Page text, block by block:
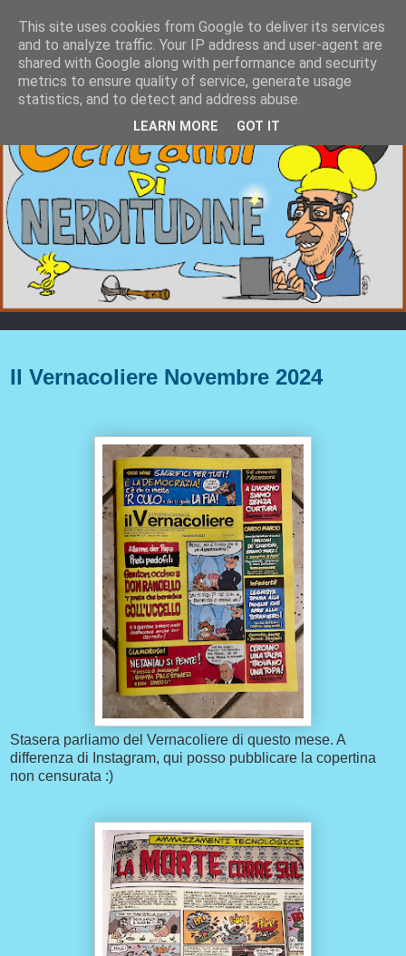
Il Vernacoliere Novembre 2024
Stasera parliamo del Vernacoliere di questo mese. A
differenza di Instagram, qui posso pubblicare la copertina
non censurata :)
This site uses cookies from Google to deliver its services
and to analyze traffic. Your IP address and user-agent are
shared with Google along with performance and security
metrics to ensure quality of service, generate usage
statistics, and to detect and address abuse.
LEARN MORE GOT IT